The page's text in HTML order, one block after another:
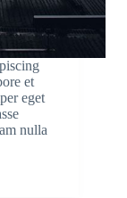
et
eget
nulla